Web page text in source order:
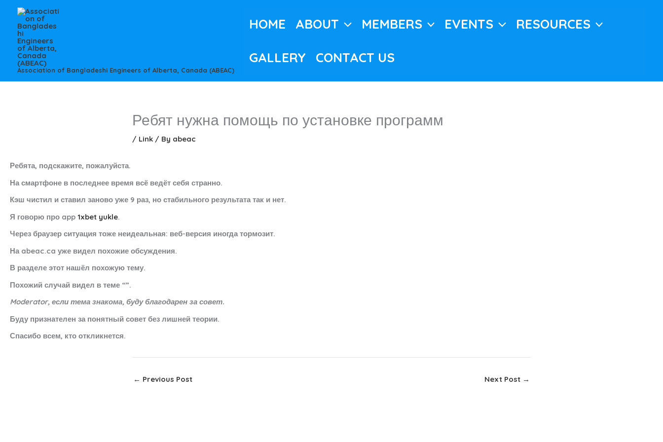
content
Association of Bangladeshi Engineers of Alberta, Canada (ABEAC)
HOME ABOUT MEMBERS EVENTS RESOURCES
GALLERY CONTACT US
Ребят нужна помощь по установке программ
/ Link / By abeac
Ребята, подскажите, пожалуйста.
На смартфоне в последнее время всё ведёт себя странно.
Кэш чистил и ставил заново уже 9 раз, но стабильного результата так и нет.
Я говорю про app 1xbet yukle.
Через браузер ситуация тоже неидеальная: веб-версия иногда тормозит.
На abeac.ca уже видел похожие обсуждения.
В разделе этот нашёл похожую тему.
Похожий случай видел в теме “”.
Moderator, если тема знакома, буду благодарен за совет.
Буду признателен за понятный совет без лишней теории.
Спасибо всем, кто откликнется.
← Previous Post Next Post →